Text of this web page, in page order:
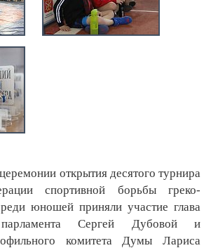
открытия десятого турнира
спортивной борьбы греко-
юношей приняли участие глава
парламента Сергей Дубовой и
комитета Думы Лариса